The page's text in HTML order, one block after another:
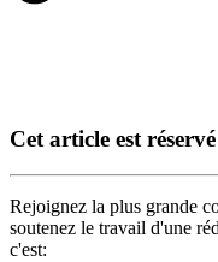
Cet article est
Rejoignez la plus grande
soutenez le travail d'une
c'est: